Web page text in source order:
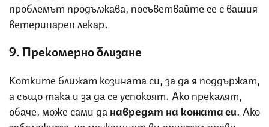
проблемът продължава, посъветвайте се с вашия
ветеринарен лекар.
9. Прекомерно близане
Котките ближат козината си, за да я поддържат,
а също така и за да се успокоят. Ако прекалят,
обаче, може сами да навредят на кожата си. Ако